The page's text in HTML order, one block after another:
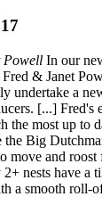
Powell In our
& Janet
undertake a
[...] Fred's
the most up to
the Big
move and
nests have a
a smooth roll-